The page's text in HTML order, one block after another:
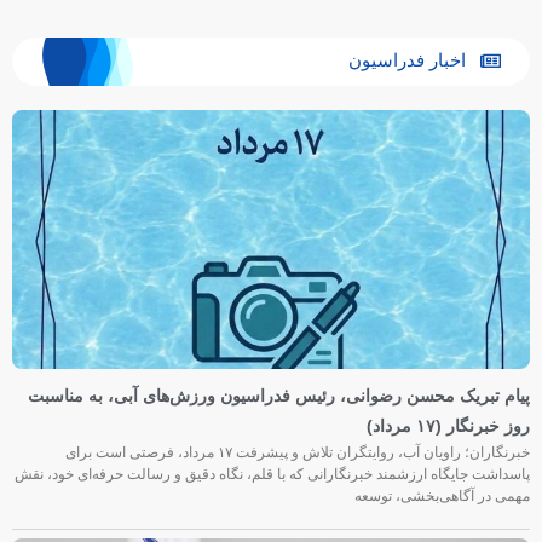
اخبار فدراسیون
محسن رضوانی، رئیس فدراسیون ورزش‌های آبی، به مناسبت
(۱۷ مرداد)
خبرنگاران؛ راویان آب، روایتگران تلاش و پیشرفت ۱۷ مرداد، فرصتی است برای
جایگاه ارزشمند خبرنگارانی که با قلم، نگاه دقیق و رسالت حرفه‌ای خود، نقش
آگاهی‌بخشی، توسعه